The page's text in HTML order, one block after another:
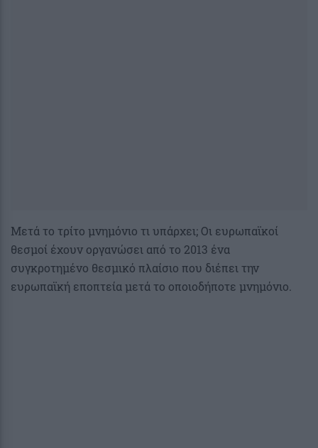
Μετά το τρίτο μνημόνιο τι υπάρχει; Οι ευρωπαϊκοί
θεσμοί έχουν οργανώσει από το 2013 ένα
συγκροτημένο θεσμικό πλαίσιο που διέπει την
ευρωπαϊκή εποπτεία μετά το οποιοδήποτε μνημόνιο.